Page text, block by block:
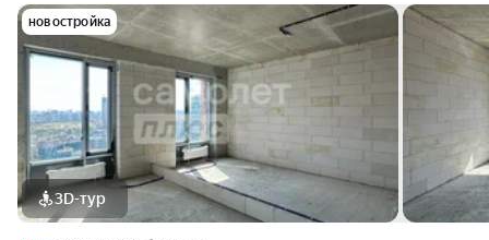
новостройка
3D-тур